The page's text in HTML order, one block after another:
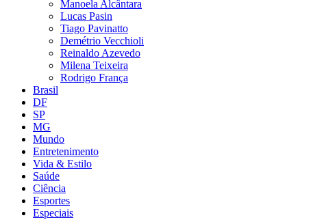
Manoela Alcântara
Lucas Pasin
Tiago Pavinatto
Demétrio Vecchioli
Reinaldo Azevedo
Milena Teixeira
Rodrigo França
Brasil
DF
SP
MG
Mundo
Entretenimento
Vida & Estilo
Saúde
Ciência
Esportes
Especiais